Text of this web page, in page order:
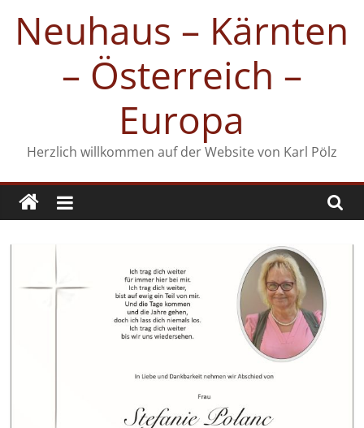
Inhalt
springen
Neuhaus – Kärnten
– Österreich –
Europa
Herzlich willkommen auf der Website von Karl Pölz